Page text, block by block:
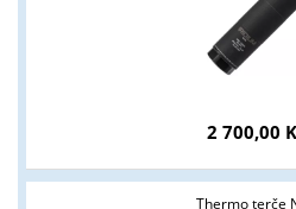
2 700,00
Thermo terče
Tyto stránky jsou určeny pouze
podnikatelům v oblasti zbraně